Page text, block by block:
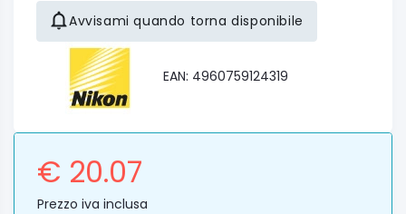
Avvisami quando torna disponibile
EAN: 4960759124319
€ 20.07
Prezzo iva inclusa